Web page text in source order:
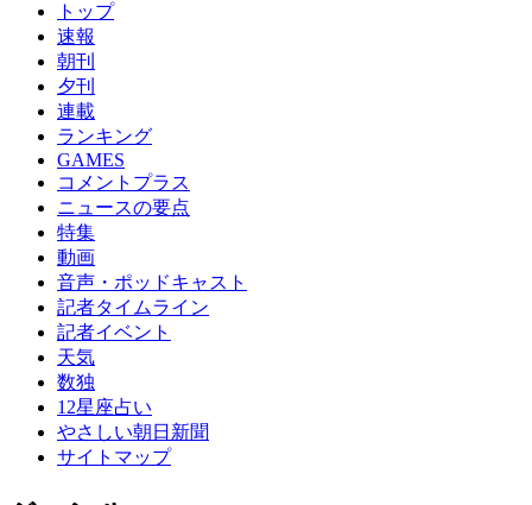
トップ
速報
朝刊
夕刊
連載
ランキング
GAMES
コメントプラス
ニュースの要点
特集
動画
音声・ポッドキャスト
記者タイムライン
記者イベント
天気
数独
12星座占い
やさしい朝日新聞
サイトマップ